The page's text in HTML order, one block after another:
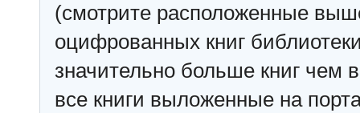
(смотрите расположенные
оцифрованных книг
значительно больше книг чем
все книги выложенные на